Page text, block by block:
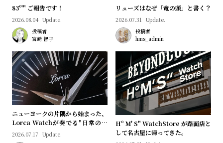
83º'" ご報告です！
2026.08.04 Update.
投稿者
宮﨑 智子
リューズはなぜ「竜の頭」と書く？
2026.07.31 Update.
投稿者
hms_admin
ニューヨークの片隅から始まった、
Lorca Watchが奏でる"日常のロ
マン"｜Brand Picks #08
2026.07.17 Update.
Hº M' S" WatchStore が路面店と
して名古屋に帰ってきた。